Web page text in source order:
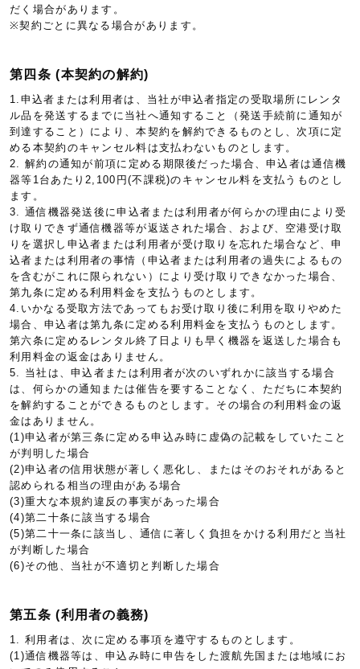
だく場合があります。
※契約ごとに異なる場合があります。
第四条 (本契約の解約)
1.申込者または利用者は、当社が申込者指定の受取場所にレンタ
ル品を発送するまでに当社へ通知すること（発送手続前に通知が
到達すること）により、本契約を解約できるものとし、次項に定
める本契約のキャンセル料は支払わないものとします。
2. 解約の通知が前項に定める期限後だった場合、申込者は通信機
器等1台あたり2,100円(不課税)のキャンセル料を支払うものとし
ます。
3. 通信機器発送後に申込者または利用者が何らかの理由により受
け取りできず通信機器等が返送された場合、および、空港受け取
りを選択し申込者または利用者が受け取りを忘れた場合など、申
込者または利用者の事情（申込者または利用者の過失によるもの
を含むがこれに限られない）により受け取りできなかった場合、
第九条に定める利用料金を支払うものとします。
4.いかなる受取方法であってもお受け取り後に利用を取りやめた
場合、申込者は第九条に定める利用料金を支払うものとします。
第六条に定めるレンタル終了日よりも早く機器を返送した場合も
利用料金の返金はありません。
5. 当社は、申込者または利用者が次のいずれかに該当する場合
は、何らかの通知または催告を要することなく、ただちに本契約
を解約することができるものとします。その場合の利用料金の返
金はありません。
(1)申込者が第三条に定める申込み時に虚偽の記載をしていたこと
が判明した場合
(2)申込者の信用状態が著しく悪化し、またはそのおそれがあると
認められる相当の理由がある場合
(3)重大な本規約違反の事実があった場合
(4)第二十条に該当する場合
(5)第二十一条に該当し、通信に著しく負担をかける利用だと当社
が判断した場合
(6)その他、当社が不適切と判断した場合
第五条 (利用者の義務)
1. 利用者は、次に定める事項を遵守するものとします。
(1)通信機器等は、申込み時に申告をした渡航先国または地域にお